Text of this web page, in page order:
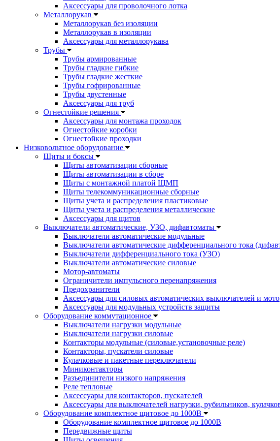
Аксессуары для проволочного лотка
Металлорукав
Металлорукав без изоляции
Металлорукав в изоляции
Аксессуары для металлорукава
Трубы
Трубы армированные
Трубы гладкие гибкие
Трубы гладкие жесткие
Трубы гофрированные
Трубы двустенные
Аксессуары для труб
Огнестойкие решения
Аксессуары для монтажа проходок
Огнестойкие коробки
Огнестойкие проходки
Низковольтное оборудование
Щиты и боксы
Щиты автоматизации сборные
Щиты автоматизации в сборе
Щиты с монтажной платой ЩМП
Щиты телекоммуникационные сборные
Щиты учета и распределения пластиковые
Щиты учета и распределения металлические
Аксессуары для щитов
Выключатели автоматические, УЗО, дифавтоматы
Выключатели автоматические модульные
Выключатели автоматические дифференциального тока
Выключатели дифференциального тока (УЗО)
Выключатели автоматические силовые
Мотор-автоматы
Ограничители импульсного перенапряжения
Предохранители
Аксессуары для силовых автоматических выключателей и
Аксессуары для модульных устройств защиты
Оборудование коммутационное
Выключатели нагрузки модульные
Выключатели нагрузки силовые
Контакторы модульные (силовые,установочные реле)
Контакторы, пускатели силовые
Кулачковые и пакетные переключатели
Миниконтакторы
Разъединители низкого напряжения
Реле тепловые
Аксессуары для контакторов, пускателей
Аксессуары для выключателей нагрузки, рубильников,
Оборудование комплектное щитовое до 1000В
Оборудование комплектное щитовое до 1000В
Передвижные щиты